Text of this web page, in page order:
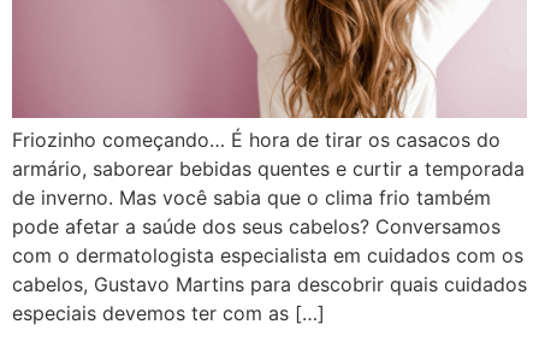
Friozinho começando… É hora de tirar os casacos do
armário, saborear bebidas quentes e curtir a temporada
de inverno. Mas você sabia que o clima frio também
pode afetar a saúde dos seus cabelos? Conversamos
com o dermatologista especialista em cuidados com os
cabelos, Gustavo Martins para descobrir quais cuidados
especiais devemos ter com as […]